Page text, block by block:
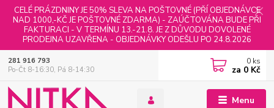
CELÉ PRÁZDNINY JE 50% SLEVA NA POŠTOVNÉ (PŘÍ OBJEDNÁVCE
NAD 1000,-KČ JE POŠTOVNÉ ZDARMA) - ZAÚČTOVÁNA BUDE PŘI
FAKTURACI - V TERMÍNU 13.-21.8. JE Z DŮVODU DOVOLENÉ
PRODEJNA UZAVŘENA - OBJEDNÁVKY ODEŠLU PO 24.8.2026
Menu
281 916 793
Po-Čt 8-16:30, Pá 8-14:30
0 ks
za 0 Kč